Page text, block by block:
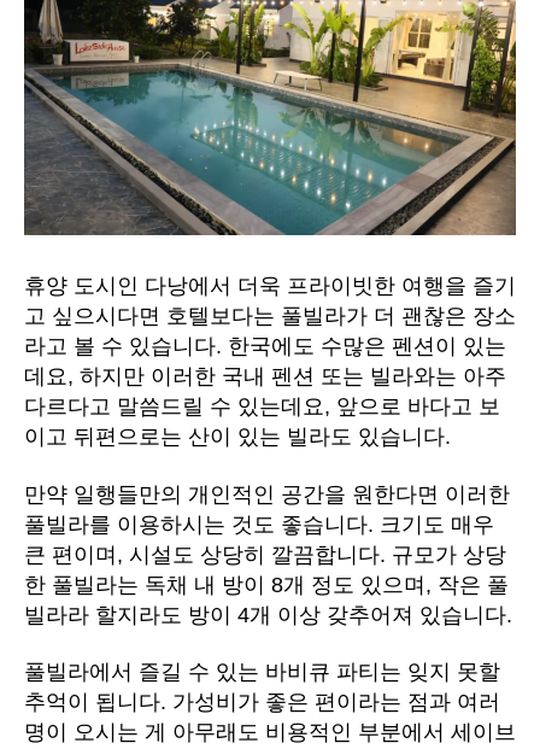
휴양 도시인 다낭에서 더욱 프라이빗한 여행을 즐기
고 싶으시다면 호텔보다는 풀빌라가 더 괜찮은 장소
라고 볼 수 있습니다. 한국에도 수많은 펜션이 있는
데요, 하지만 이러한 국내 펜션 또는 빌라와는 아주
다르다고 말씀드릴 수 있는데요, 앞으로 바다고 보
이고 뒤편으로는 산이 있는 빌라도 있습니다.
만약 일행들만의 개인적인 공간을 원한다면 이러한
풀빌라를 이용하시는 것도 좋습니다. 크기도 매우
큰 편이며, 시설도 상당히 깔끔합니다. 규모가 상당
한 풀빌라는 독채 내 방이 8개 정도 있으며, 작은 풀
빌라라 할지라도 방이 4개 이상 갖추어져 있습니다.
풀빌라에서 즐길 수 있는 바비큐 파티는 잊지 못할
추억이 됩니다. 가성비가 좋은 편이라는 점과 여러
명이 오시는 게 아무래도 비용적인 부분에서 세이브